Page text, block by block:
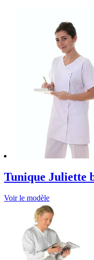
Tunique Juliette
Voir le modèle